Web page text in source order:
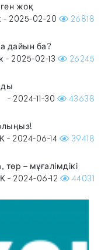
жоқ
- 2025-02-20 26818
дайын ба?
- 2025-02-13 26245
- 2024-11-30 43638
- 2024-06-14 39418
– мұғалімдікі
- 2024-06-12 44031